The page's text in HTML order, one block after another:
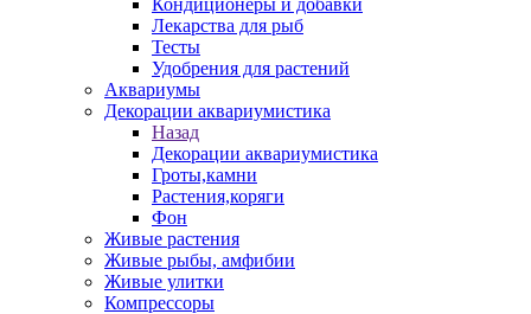
Кондиционеры и добавки
Лекарства для рыб
Тесты
Удобрения для растений
Аквариумы
Декорации аквариумистика
Назад
Декорации аквариумистика
Гроты,камни
Растения,коряги
Фон
Живые растения
Живые рыбы, амфибии
Живые улитки
Компрессоры